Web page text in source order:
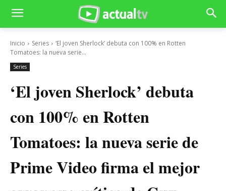
Inicio Series
‘El joven Sherlock’ debuta con 100% en Rotten
Tomatoes: la nueva serie...
Series
‘El joven Sherlock’ debuta
con 100% en Rotten
Tomatoes: la nueva serie de
Prime Video firma el mejor